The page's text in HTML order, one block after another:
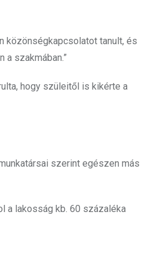
közönségkapcsolatot tanult, és
szakmában.”
hogy szüleitől is kikérte a
szerint egészen más
a lakosság kb. 60 százaléka